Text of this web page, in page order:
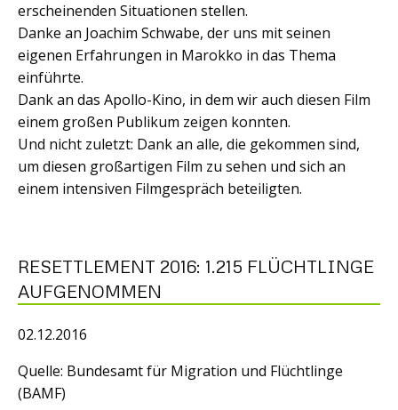
erscheinenden Situationen stellen.
Danke an Joachim Schwabe, der uns mit seinen
eigenen Erfahrungen in Marokko in das Thema
einführte.
Dank an das Apollo-Kino, in dem wir auch diesen Film
einem großen Publikum zeigen konnten.
Und nicht zuletzt: Dank an alle, die gekommen sind,
um diesen großartigen Film zu sehen und sich an
einem intensiven Filmgespräch beteiligten.
RESETTLEMENT 2016: 1.215 FLÜCHTLINGE
AUFGENOMMEN
02.12.2016
Quelle: Bundesamt für Migration und Flüchtlinge
(BAMF)